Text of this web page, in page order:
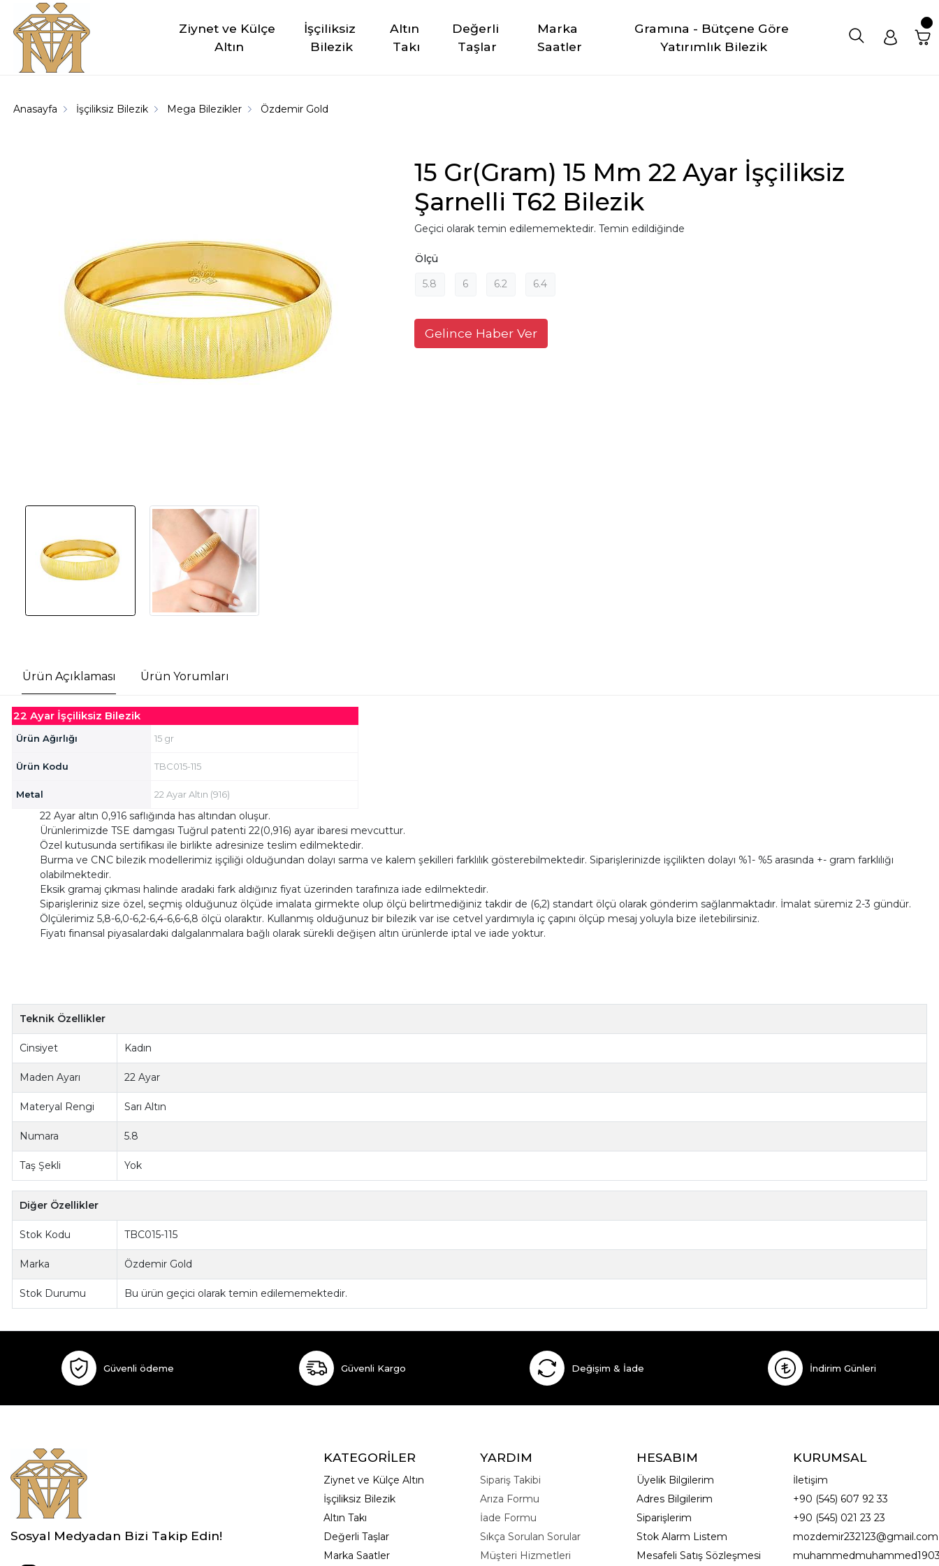
Ziynet ve Külçe
Altın
İşçiliksiz
Bilezik
Altın
Takı
Değerli
Taşlar
Marka
Saatler
Gramına - Bütçene Göre
Yatırımlık Bilezik
Anasayfa İşçiliksiz Bilezik Mega Bilezikler Özdemir Gold
15 Gr(Gram) 15 Mm 22 Ayar İşçiliksiz
Şarnelli T62 Bilezik
Geçici olarak temin edilememektedir. Temin edildiğinde
Ölçü
5.8 6 6.2 6.4
Gelince Haber Ver
Ürün Açıklaması Ürün Yorumları
22 Ayar İşçiliksiz Bilezik
Ürün Ağırlığı 15 gr
Ürün Kodu TBC015-115
Metal 22 Ayar Altın (916)
22 Ayar altın 0,916 saflığında has altından oluşur.
Ürünlerimizde TSE damgası Tuğrul patenti 22(0,916) ayar ibaresi mevcuttur.
Özel kutusunda sertifikası ile birlikte adresinize teslim edilmektedir.
Burma ve CNC bilezik modellerimiz işçiliği olduğundan dolayı sarma ve kalem şekilleri farklılık gösterebilmektedir. Siparişlerinizde işçilikten dolayı %1- %5 arasında +- gram farklılığı
olabilmektedir.
Eksik gramaj çıkması halinde aradaki fark aldığınız fiyat üzerinden tarafınıza iade edilmektedir.
Siparişleriniz size özel, seçmiş olduğunuz ölçüde imalata girmekte olup ölçü belirtmediğiniz takdir de (6,2) standart ölçü olarak gönderim sağlanmaktadır. İmalat süremiz 2-3 gündür.
Ölçülerimiz 5,8-6,0-6,2-6,4-6,6-6,8 ölçü olaraktır. Kullanmış olduğunuz bir bilezik var ise cetvel yardımıyla iç çapını ölçüp mesaj yoluyla bize iletebilirsiniz.
Fiyatı finansal piyasalardaki dalgalanmalara bağlı olarak sürekli değişen altın ürünlerde iptal ve iade yoktur.
Teknik Özellikler
Cinsiyet Kadın
Maden Ayarı 22 Ayar
Materyal Rengi Sarı Altın
Numara 5.8
Taş Şekli Yok
Diğer Özellikler
Stok Kodu TBC015-115
Marka Özdemir Gold
Stok Durumu Bu ürün geçici olarak temin edilememektedir.
Güvenli ödeme Güvenli Kargo Değişim & İade İndirim Günleri
Sosyal Medyadan Bizi Takip Edin!
KATEGORİLER
Ziynet ve Külçe Altın
İşçiliksiz Bilezik
Altın Takı
Değerli Taşlar
Marka Saatler
YARDIM
Sipariş Takibi
Arıza Formu
İade Formu
Sıkça Sorulan Sorular
Müşteri Hizmetleri
HESABIM
Üyelik Bilgilerim
Adres Bilgilerim
Siparişlerim
Stok Alarm Listem
Mesafeli Satış Sözleşmesi
KURUMSAL
İletişim
+90 (545) 607 92 33
+90 (545) 021 23 23
mozdemir232123@gmail.com